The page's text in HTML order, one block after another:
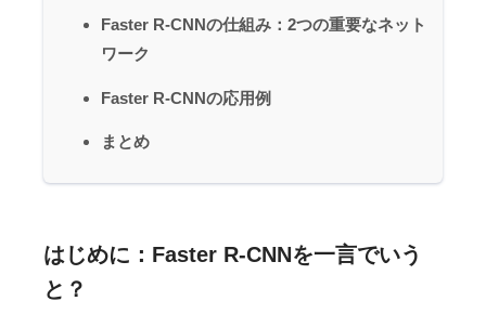
Faster R-CNNの仕組み：2つの重要なネット
ワーク
Faster R-CNNの応用例
まとめ
はじめに：Faster R-CNNを一言でいう
と？